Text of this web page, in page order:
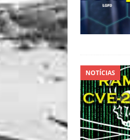
NOTÍCIAS